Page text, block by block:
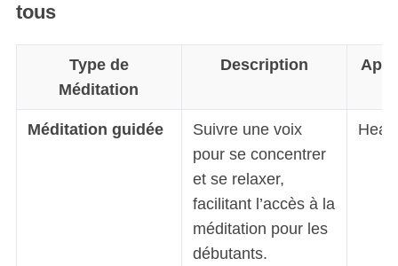
tous
Type de
Méditation
Description
Méditation guidée
Suivre une voix
pour se concentrer
et se relaxer,
facilitant l’accès à la
méditation pour les
débutants.